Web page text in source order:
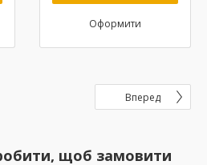
Оформити
Вперед
щоб замовити